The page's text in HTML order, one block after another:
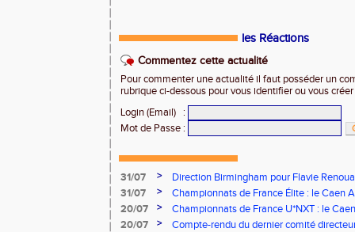
les Réactions
Commentez cette actualité
Pour commenter une actualité il faut posséder un
rubrique ci-dessous pour vous identifier ou vous
Login (Email)
:
Mot de Passe :
31/07 >
Direction Birmingham pour Flavie
31/07
>
Championnats de France Élite : le Caen
vous à Albi !
20/07 >
Championnats de France U*NXT : le
Stade Charléty !
20/07 >
Compte-rendu du dernier comité